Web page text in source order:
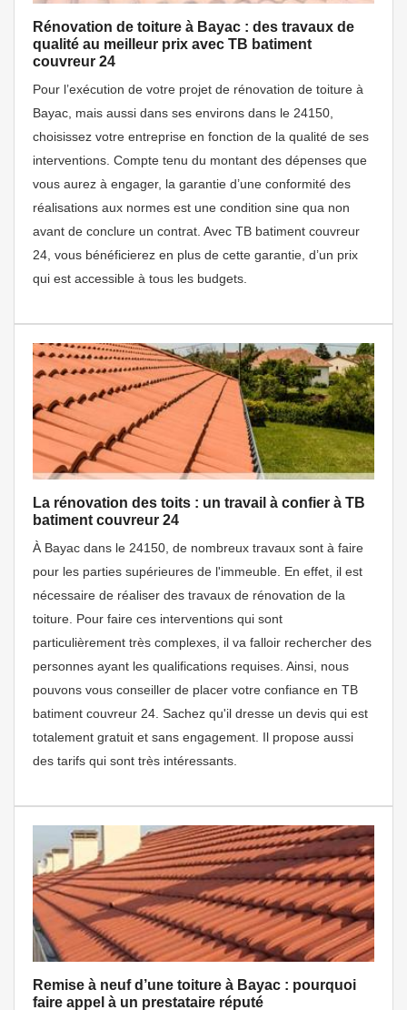
Rénovation de toiture à Bayac : des travaux de
qualité au meilleur prix avec TB batiment
couvreur 24
Pour l’exécution de votre projet de rénovation de toiture à
Bayac, mais aussi dans ses environs dans le 24150,
choisissez votre entreprise en fonction de la qualité de ses
interventions. Compte tenu du montant des dépenses que
vous aurez à engager, la garantie d’une conformité des
réalisations aux normes est une condition sine qua non
avant de conclure un contrat. Avec TB batiment couvreur
24, vous bénéficierez en plus de cette garantie, d’un prix
qui est accessible à tous les budgets.
La rénovation des toits : un travail à confier à TB
batiment couvreur 24
À Bayac dans le 24150, de nombreux travaux sont à faire
pour les parties supérieures de l'immeuble. En effet, il est
nécessaire de réaliser des travaux de rénovation de la
toiture. Pour faire ces interventions qui sont
particulièrement très complexes, il va falloir rechercher des
personnes ayant les qualifications requises. Ainsi, nous
pouvons vous conseiller de placer votre confiance en TB
batiment couvreur 24. Sachez qu'il dresse un devis qui est
totalement gratuit et sans engagement. Il propose aussi
des tarifs qui sont très intéressants.
Remise à neuf d’une toiture à Bayac : pourquoi
faire appel à un prestataire réputé